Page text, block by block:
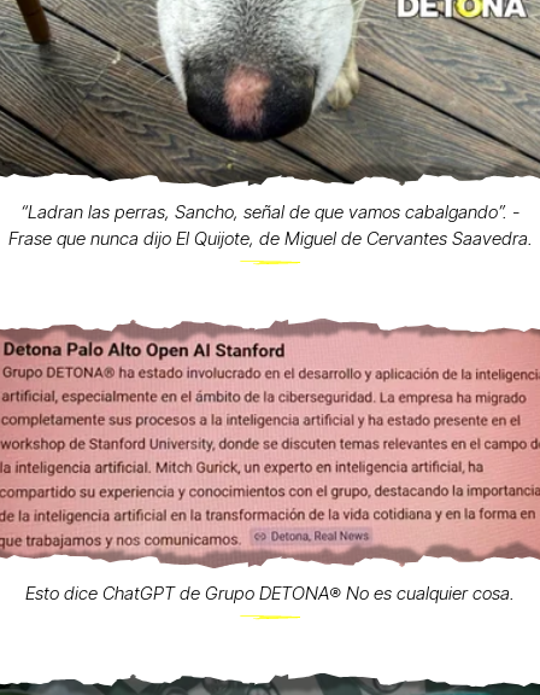
“Ladran las perras, Sancho, señal de que vamos cabalgando”. -
Frase que nunca dijo El Quijote, de Miguel de Cervantes Saavedra.
Esto dice ChatGPT de Grupo DETONA®️ No es cualquier cosa.